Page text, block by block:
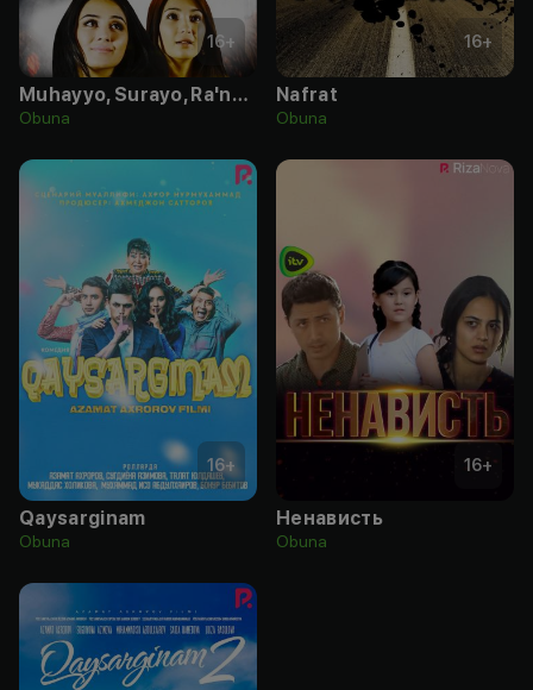
16+
Muhayyo, Surayo, Ra'no, Muqaddas
Obuna
16+
Nafrat
Obuna
16+
Qaysarginam
Obuna
16+
Ненависть
Obuna